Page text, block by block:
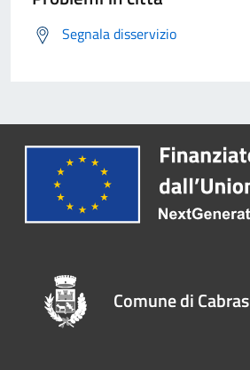
Segnala disservizio
Comune di Cabras